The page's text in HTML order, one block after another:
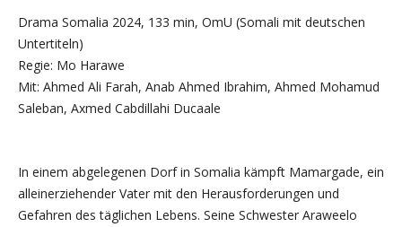
Drama Somalia 2024, 133 min, OmU (Somali mit deutschen
Untertiteln)
Regie: Mo Harawe
Mit: Ahmed Ali Farah, Anab Ahmed Ibrahim, Ahmed Mohamud
Saleban, Axmed Cabdillahi Ducaale
In einem abgelegenen Dorf in Somalia kämpft Mamargade, ein
alleinerziehender Vater mit den Herausforderungen und
Gefahren des täglichen Lebens. Seine Schwester Araweelo